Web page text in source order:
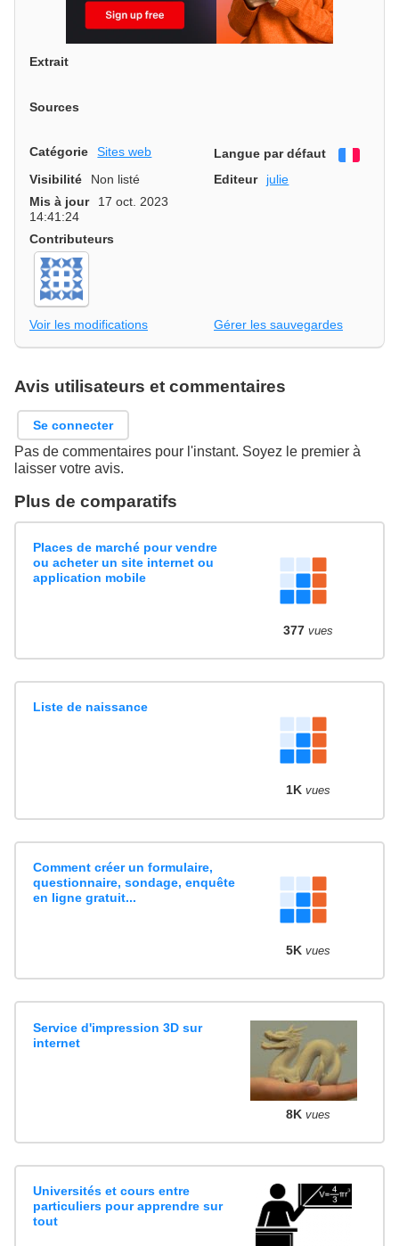
Extrait
Sources
Catégorie Sites web Langue par défaut
Visibilité
Non listé Editeur
julie
Mis à jour
17 oct. 2023
14:41:24
Contributeurs
Voir les modifications Gérer les sauvegardes
Avis utilisateurs et commentaires
Se connecter
Pas de commentaires pour l'instant. Soyez le premier à
laisser votre avis.
Plus de comparatifs
Places de marché pour vendre
ou acheter un site internet ou
application mobile
377 vues
Liste de naissance
1K vues
Comment créer un formulaire,
questionnaire, sondage, enquête
en ligne gratuit...
5K vues
Service d'impression 3D sur
internet
8K vues
Universités et cours entre
particuliers pour apprendre sur
tout